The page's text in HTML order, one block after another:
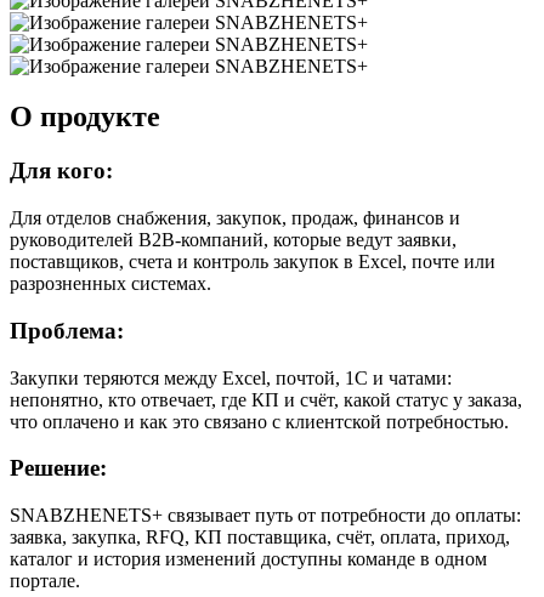
О продукте
Для кого:
Для отделов снабжения, закупок, продаж, финансов и
руководителей B2B-компаний, которые ведут заявки,
поставщиков, счета и контроль закупок в Excel, почте или
разрозненных системах.
Проблема:
Закупки теряются между Excel, почтой, 1С и чатами:
непонятно, кто отвечает, где КП и счёт, какой статус у заказа,
что оплачено и как это связано с клиентской потребностью.
Решение:
SNABZHENETS+ связывает путь от потребности до оплаты:
заявка, закупка, RFQ, КП поставщика, счёт, оплата, приход,
каталог и история изменений доступны команде в одном
портале.